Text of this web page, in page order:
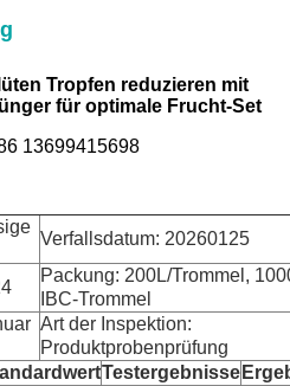
Tropfen reduzieren mit
für optimale Frucht-Set
13699415698
Verfallsdatum: 20260125
Packung: 200L/Trommel,
IBC-Trommel
Art der Inspektion:
Produktprobenprüfung
Testergebnisse